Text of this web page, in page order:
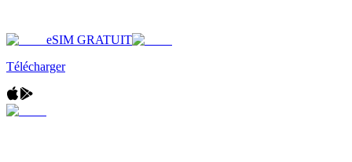
eSIM GRATUIT
Télécharger